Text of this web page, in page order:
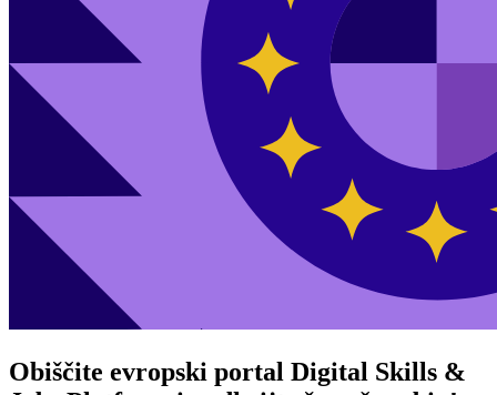
Obiščite evropski portal Digital Skills &